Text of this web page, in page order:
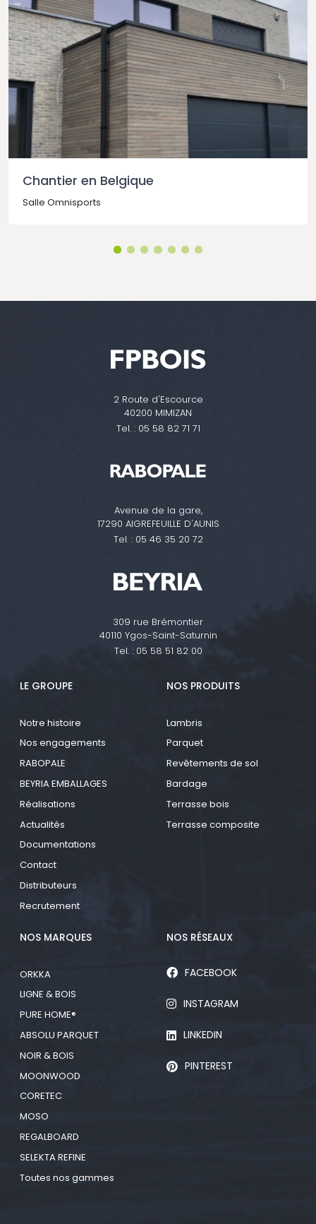
Chantier en Belgique
Salle Omnisports
2 Route d'Escource
40200 MIMIZAN
Tel. : 05 58 82 71 71
Avenue de la gare,
17290 AIGREFEUILLE D'AUNIS
Tel. : 05 46 35 20 72
309 rue Brémontier
40110 Ygos-Saint-Saturnin
Tel. : 05 58 51 82 00
LE GROUPE
Notre histoire
Nos engagements
RABOPALE
BEYRIA EMBALLAGES
Réalisations
Actualités
Documentations
Contact
Distributeurs
Recrutement
NOS PRODUITS
Lambris
Parquet
Revêtements de sol
Bardage
Terrasse bois
Terrasse composite
NOS MARQUES
ORKKA
LIGNE & BOIS
PURE HOME®
ABSOLU PARQUET
NOIR & BOIS
MOONWOOD
CORETEC
MOSO
REGALBOARD
SELEKTA REFINE
Toutes nos gammes
NOS RÉSEAUX
FACEBOOK
INSTAGRAM
LINKEDIN
PINTEREST